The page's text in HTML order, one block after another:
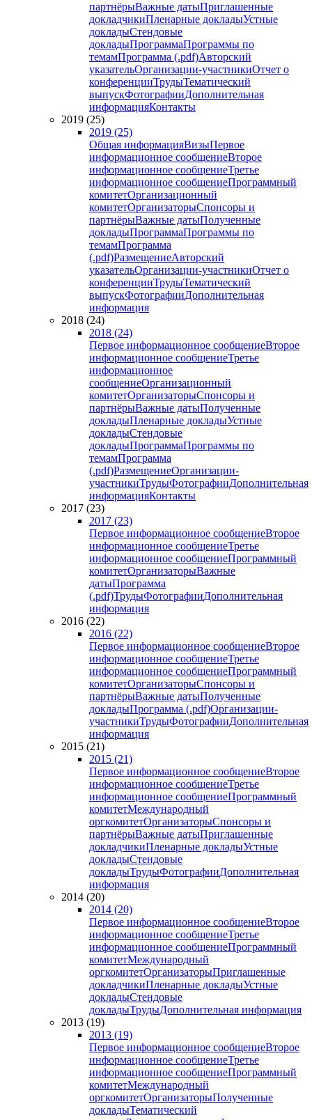
партнёрыВажные датыПриглашенные
докладчикиПленарные докладыУстные
докладыСтендовые
докладыПрограммаПрограммы по
темамПрограмма (.pdf)Авторский
указательОрганизации-участникиОтчет о
конференцииТрудыТематический
выпускФотографииДополнительная
информацияКонтакты
2019 (25)
2019 (25)
Общая информацияВизыПервое
информационное сообщениеВторое
информационное сообщениеТретье
информационное сообщениеПрограммный
комитетОрганизационный
комитетОрганизаторыСпонсоры и
партнёрыВажные датыПолученные
докладыПрограммаПрограммы по
темамПрограмма
(.pdf)РазмещениеАвторский
указательОрганизации-участникиОтчет о
конференцииТрудыТематический
выпускФотографииДополнительная
информация
2018 (24)
2018 (24)
Первое информационное сообщениеВторое
информационное сообщениеТретье
информационное
сообщениеОрганизационный
комитетОрганизаторыСпонсоры и
партнёрыВажные датыПолученные
докладыПленарные докладыУстные
докладыСтендовые
докладыПрограммаПрограммы по
темамПрограмма
(.pdf)РазмещениеОрганизации-
участникиТрудыФотографииДополнительная
информацияКонтакты
2017 (23)
2017 (23)
Первое информационное сообщениеВторое
информационное сообщениеТретье
информационное сообщениеПрограммный
комитетОрганизаторыВажные
датыПрограмма
(.pdf)ТрудыФотографииДополнительная
информация
2016 (22)
2016 (22)
Первое информационное сообщениеВторое
информационное сообщениеТретье
информационное сообщениеПрограммный
комитетОрганизаторыСпонсоры и
партнёрыВажные датыПолученные
докладыПрограмма (.pdf)Организации-
участникиТрудыФотографииДополнительная
информация
2015 (21)
2015 (21)
Первое информационное сообщениеВторое
информационное сообщениеТретье
информационное сообщениеПрограммный
комитетМеждународный
оргкомитетОрганизаторыСпонсоры и
партнёрыВажные датыПриглашенные
докладчикиПленарные докладыУстные
докладыСтендовые
докладыТрудыФотографииДополнительная
информация
2014 (20)
2014 (20)
Первое информационное сообщениеВторое
информационное сообщениеТретье
информационное сообщениеПрограммный
комитетМеждународный
оргкомитетОрганизаторыПриглашенные
докладчикиПленарные докладыУстные
докладыСтендовые
докладыТрудыДополнительная информация
2013 (19)
2013 (19)
Первое информационное сообщениеВторое
информационное сообщениеТретье
информационное сообщениеПрограммный
комитетМеждународный
оргкомитетОрганизаторыПолученные
докладыТематический